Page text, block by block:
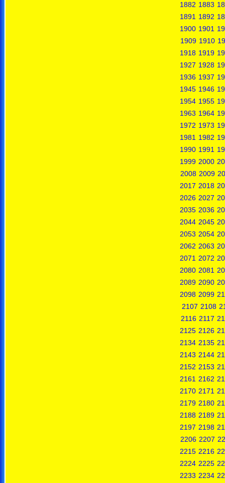
1882 1883
1891 1892
1900 1901
1909 1910
1918 1919
1927 1928
1936 1937
1945 1946
1954 1955
1963 1964
1972 1973
1981 1982
1990 1991
1999 2000
2008 2009
2017 2018
2026 2027
2035 2036
2044 2045
2053 2054
2062 2063
2071 2072
2080 2081
2089 2090
2098 2099
2107 2108
2116 2117
2125 2126
2134 2135
2143 2144
2152 2153
2161 2162
2170 2171
2179 2180
2188 2189
2197 2198
2206 2207
2215 2216
2224 2225
2233 2234